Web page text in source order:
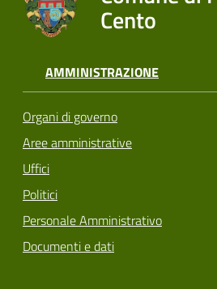
Cento
AMMINISTRAZIONE
Organi di governo
Aree amministrative
Uffici
Politici
Personale Amministrativo
Documenti e dati